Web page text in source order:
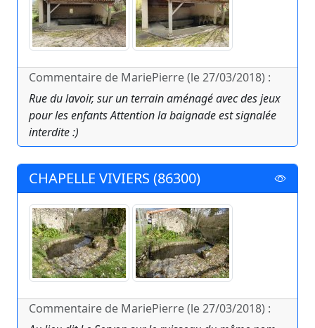
Commentaire de MariePierre (le 27/03/2018) :
Rue du lavoir, sur un terrain aménagé avec des jeux
pour les enfants Attention la baignade est signalée
interdite :)
CHAPELLE VIVIERS (86300)
Commentaire de MariePierre (le 27/03/2018) :